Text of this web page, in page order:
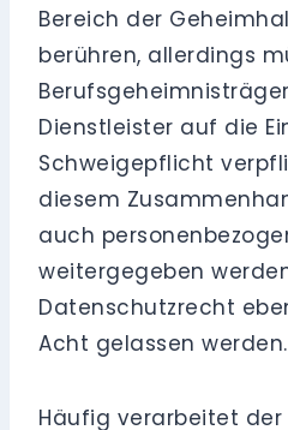
Bereich der
berühren, allerdings
Dienstleister auf die
Schweigepflicht
diesem
auch
weitergegeben
Datenschutzrecht
Acht gelassen werden.
Häufig verarbeitet